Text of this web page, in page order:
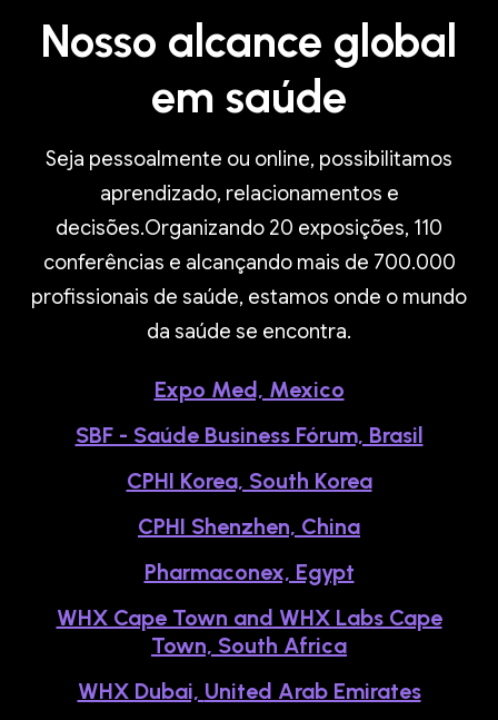
Nosso alcance global
em saúde
Seja pessoalmente ou online, possibilitamos
aprendizado, relacionamentos e
decisões.Organizando 20 exposições, 110
conferências e alcançando mais de 700.000
profissionais de saúde, estamos onde o mundo
da saúde se encontra.
Expo Med, Mexico
SBF - Saúde Business Fórum, Brasil
CPHI Korea, South Korea
CPHI Shenzhen, China
Pharmaconex, Egypt
WHX Cape Town and WHX Labs Cape
Town, South Africa
WHX Dubai, United Arab Emirates